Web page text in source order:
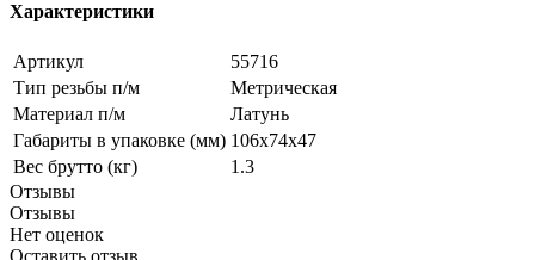
Характеристики
Артикул
55716
Тип резьбы п/м
Метрическая
Материал п/м
Латунь
Габариты в упаковке (мм) 106x74x47
Вес брутто (кг)
1.3
Отзывы
Отзывы
Нет оценок